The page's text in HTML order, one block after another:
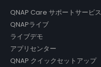
QNAP Care サポートサービス
QNAPライブ
ライブデモ
アプリセンター
QNAP クイックセットアップ